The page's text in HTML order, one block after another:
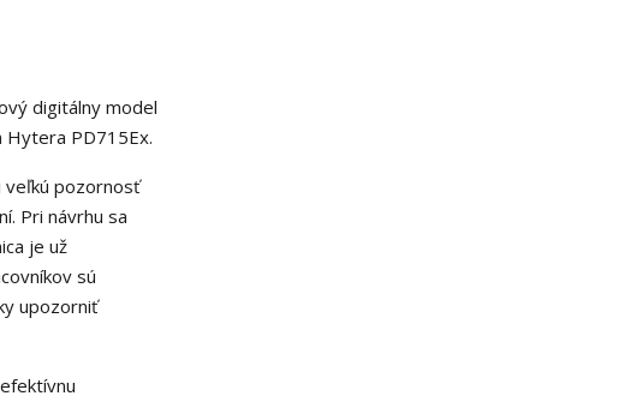
digitálny model
Hytera PD715Ex.
veľkú pozornosť
Pri návrhu sa
je už
sú
upozorniť